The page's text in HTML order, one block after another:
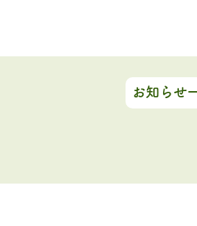
お知らせ